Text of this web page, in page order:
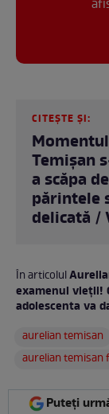
CITEȘTE ȘI:
Temișan
a scăpa
părintele
delicată /
În articolul
examenul vieții!
adolescenta va
aurelian temisan
aurelian temisan
Puteți